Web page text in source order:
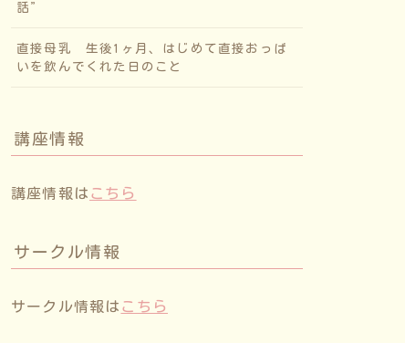
話”
直接母乳 生後1ヶ月、はじめて直接おっぱ
いを飲んでくれた日のこと
講座情報
講座情報は こちら
サークル情報
サークル情報は こちら